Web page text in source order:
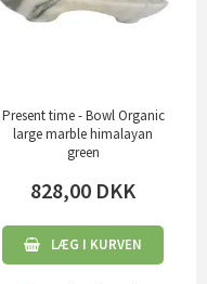
Present time - Bowl Organic
large marble himalayan
green
828,00 DKK
LÆG I KURVEN